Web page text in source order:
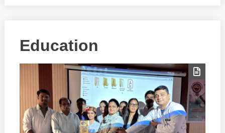
Education